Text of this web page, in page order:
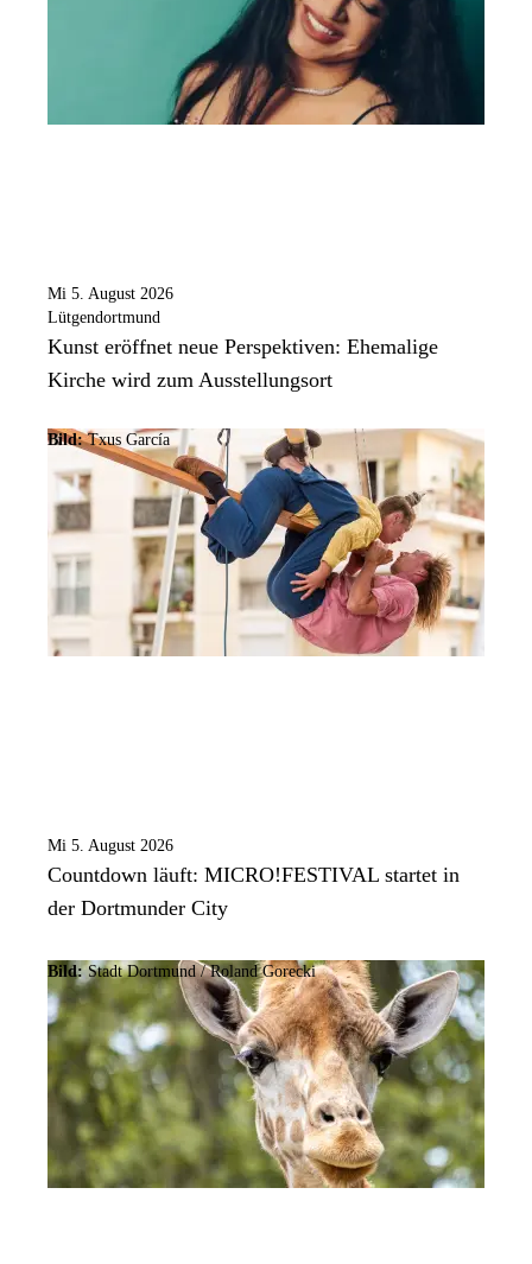
Mi 5. August 2026
Lütgendortmund
Kunst eröffnet neue Perspektiven: Ehemalige
Kirche wird zum Ausstellungsort
Bild: Txus García
Mi 5. August 2026
Countdown läuft: MICRO!FESTIVAL startet in
der Dortmunder City
Bild:Stadt Dortmund / Roland Gorecki